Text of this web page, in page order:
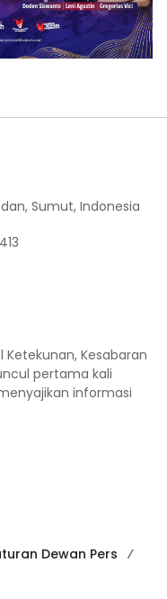
Sumut, Indonesia
Kesabaran
pertama kali
informasi
Dewan Pers